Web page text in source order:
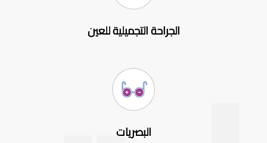
الجراحة التجميلية للعين
البصريات